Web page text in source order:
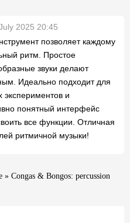
2025 20:45
позволяет каждому
ритм. Простое
звуки делают
Идеально подходит для
экспериментов и
понятный интерфейс
все функции. Отличная
ритмичной музыки!
» Congas & Bongos: percussion